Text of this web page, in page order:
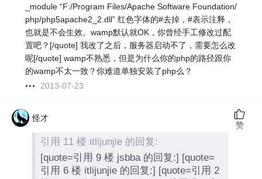
_module “F:/Program Files/Apache Software Foundation/
php/php5apache2_2.dll” 红色字体的#去掉，#表示注释，
也就是不会生效。wamp默认就OK，你曾经手工修改过配
置吧？[/quote] 我改了之后，服务器启动不了，需要怎么改
呢[/quote] wamp不熟悉，但是为什么你的php的路径跟你
的wamp不太一致？你难道单独安装了php么？
2013-07-23
怪才
引用 11 楼 itlijunjie 的回复:
[quote=引用 9 楼 jsbba 的回复:] [quote=
引用 6 楼 itlijunjie 的回复:] [quote=引用 2
赞